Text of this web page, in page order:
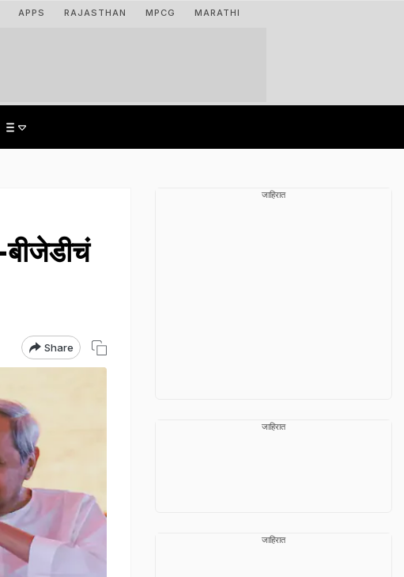
APPS RAJASTHAN MPCG MARATHI
Share
जाहिरात
जाहिरात
जाहिरात